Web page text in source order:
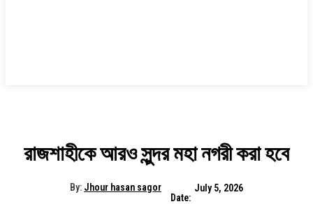
রাজশাহীকে আরও সুন্দর মহা নগরী করা হবে
By: Jhour hasan sagor
Date:
July 5, 2026